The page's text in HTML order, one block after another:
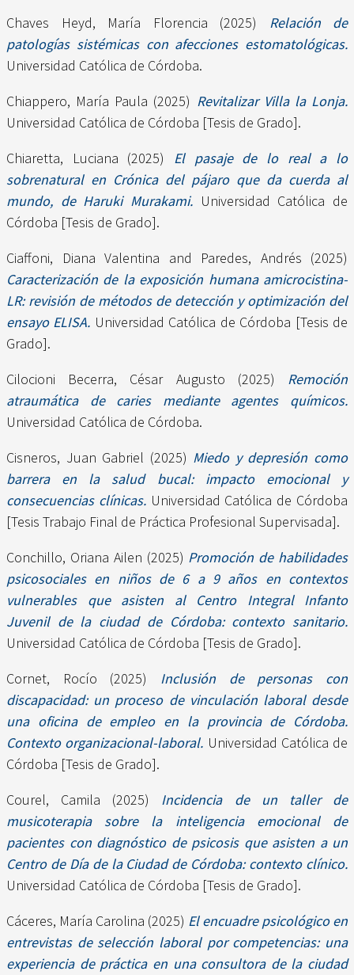
Chaves Heyd, María Florencia (2025) Relación de
patologías sistémicas con afecciones estomatológicas.
Universidad Católica de Córdoba.
Chiappero, María Paula (2025) Revitalizar Villa la Lonja.
Universidad Católica de Córdoba [Tesis de Grado].
Chiaretta, Luciana (2025) El pasaje de lo real a lo
sobrenatural en Crónica del pájaro que da cuerda al
mundo, de Haruki Murakami. Universidad Católica de
Córdoba [Tesis de Grado].
Ciaffoni, Diana Valentina and Paredes, Andrés (2025)
Caracterización de la exposición humana amicrocistina-
LR: revisión de métodos de detección y optimización del
ensayo ELISA. Universidad Católica de Córdoba [Tesis de
Grado].
Cilocioni Becerra, César Augusto (2025) Remoción
atraumática de caries mediante agentes químicos.
Universidad Católica de Córdoba.
Cisneros, Juan Gabriel (2025) Miedo y depresión como
barrera en la salud bucal: impacto emocional y
consecuencias clínicas.Universidad Católica de Córdoba
[Tesis Trabajo Final de Práctica Profesional Supervisada].
Conchillo, Oriana Ailen (2025) Promoción de habilidades
psicosociales en niños de 6 a 9 años en contextos
vulnerables que asisten al Centro Integral Infanto
Juvenil de la ciudad de Córdoba: contexto sanitario.
Universidad Católica de Córdoba [Tesis de Grado].
Cornet, Rocío (2025) Inclusión de personas con
discapacidad: un proceso de vinculación laboral desde
una oficina de empleo en la provincia de Córdoba.
Contexto organizacional-laboral. Universidad Católica de
Córdoba [Tesis de Grado].
Courel, Camila (2025) Incidencia de un taller de
musicoterapia sobre la inteligencia emocional de
pacientes con diagnóstico de psicosis que asisten a un
Centro de Día de la Ciudad de Córdoba: contexto clínico.
Universidad Católica de Córdoba [Tesis de Grado].
Cáceres, María Carolina (2025) El encuadre psicológico en
entrevistas de selección laboral por competencias: una
experiencia de práctica en una consultora de la ciudad